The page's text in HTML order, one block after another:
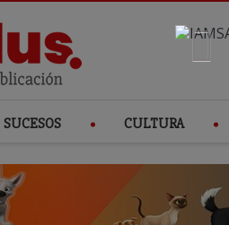
SUCESOS CULTURA